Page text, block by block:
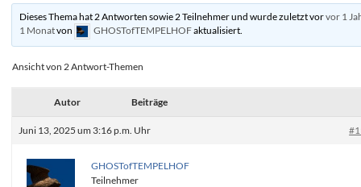
Dieses Thema hat 2 Antworten sowie 2 Teilnehmer und wurde zuletzt vorvor 1
1 Monatvon GHOSTofTEMPELHOFaktualisiert.
Ansicht von 2 Antwort-Themen
Autor Beiträge
Juni 13, 2025 um 3:16 p.m. Uhr
GHOSTofTEMPELHOF
Teilnehmer